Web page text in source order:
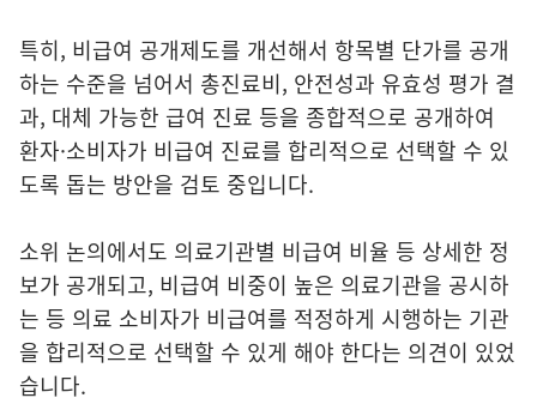
특히, 비급여 공개제도를 개선해서 항목별 단가를 공개
하는 수준을 넘어서 총진료비, 안전성과 유효성 평가 결
과, 대체 가능한 급여 진료 등을 종합적으로 공개하여
환자·소비자가 비급여 진료를 합리적으로 선택할 수 있
도록 돕는 방안을 검토 중입니다.
소위 논의에서도 의료기관별 비급여 비율 등 상세한 정
보가 공개되고, 비급여 비중이 높은 의료기관을 공시하
는 등 의료 소비자가 비급여를 적정하게 시행하는 기관
을 합리적으로 선택할 수 있게 해야 한다는 의견이 있었
습니다.